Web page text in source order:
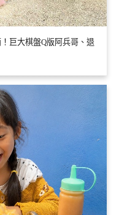
巨大棋盤Q版阿兵哥、退